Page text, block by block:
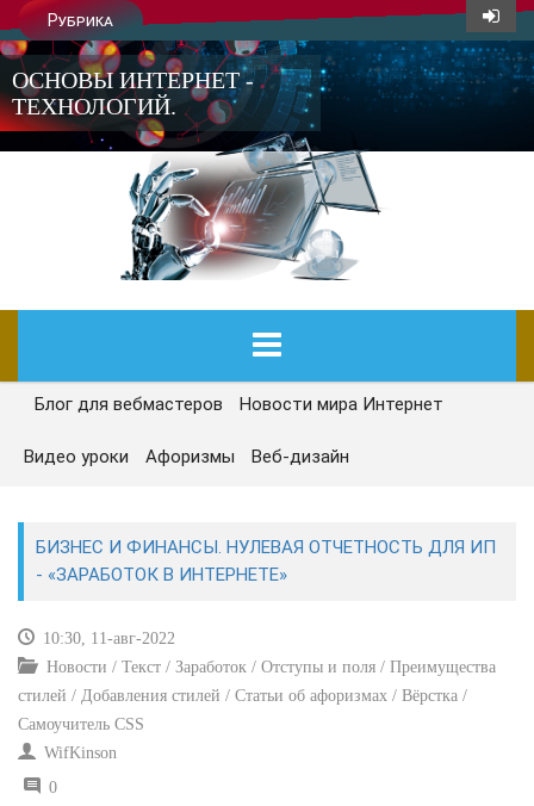
Рубрика
ОСНОВЫ ИНТЕРНЕТ -
ТЕХНОЛОГИЙ.
ГЛАВНАЯ
СЕГОДНЯ
РЕМОНТ И СОВЕТЫ
ИНТЕРНЕТ И СВЯЗЬ
Блог для вебмастеров Новости мира Интернет
Видео уроки Афоризмы Веб-дизайн
БИЗНЕС И ФИНАНСЫ. НУЛЕВАЯ ОТЧЕТНОСТЬ ДЛЯ ИП
- «ЗАРАБОТОК В ИНТЕРНЕТЕ»
10:30, 11-авг-2022
Новости / Текст / Заработок / Отступы и поля / Преимущества
стилей / Добавления стилей / Статьи об афоризмах / Вёрстка /
Самоучитель CSS
WifKinson
0